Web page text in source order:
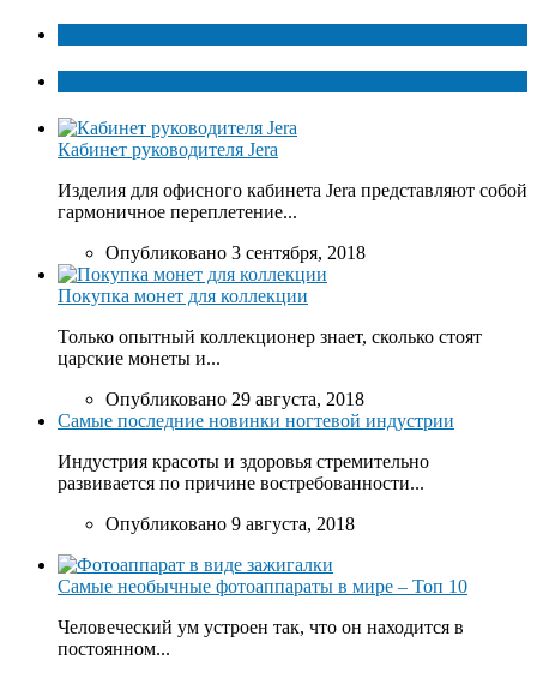
Кабинет руководителя Jera
Изделия для офисного кабинета Jera представляют собой
гармоничное переплетение...
Опубликовано 3 сентября, 2018
Покупка монет для коллекции
Только опытный коллекционер знает, сколько стоят
царские монеты и...
Опубликовано 29 августа, 2018
Самые последние новинки ногтевой индустрии
Индустрия красоты и здоровья стремительно
развивается по причине востребованности...
Опубликовано 9 августа, 2018
Самые необычные фотоаппараты в мире – Топ 10
Человеческий ум устроен так, что он находится в
постоянном...